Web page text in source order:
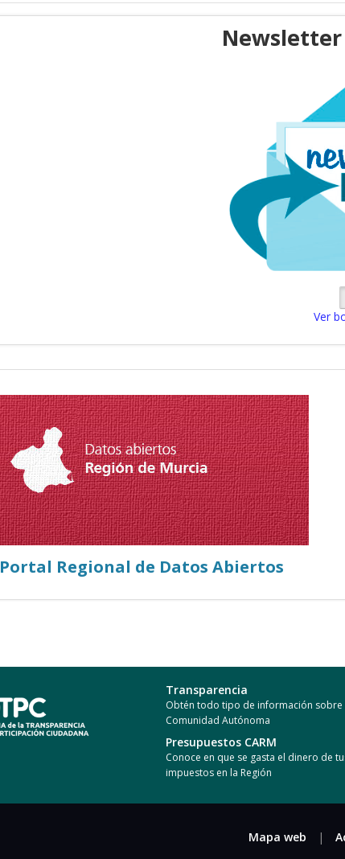
Ver
Portal Regional de Datos Abiertos
Transparencia
Obtén todo tipo de información sobre
Comunidad Autónoma
Presupuestos CARM
Conoce en que se gasta el dinero de
impuestos en la Región
Mapa web |